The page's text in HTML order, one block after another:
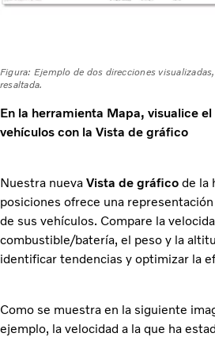
Figura: Ejemplo de dos direcciones
resaltada.
En la herramienta Mapa, visualice
vehículos con la Vista de gráfico
Nuestra nueva Vista de gráfico de la
posiciones ofrece una
de sus vehículos. Compare la
combustible/batería, el peso y la
identificar tendencias y optimizar la
Como se muestra en la siguiente
ejemplo, la velocidad a la que ha